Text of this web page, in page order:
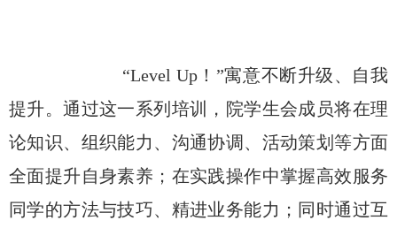
“Level Up！”寓意不断升级、自我
提升。通过这一系列培训， 院学生会成员将在理
论知识、组织能力、沟通协调、活动策划等方面
全面提升自身素养；在实践操作中掌握高效服务
同学的方法与技巧、 精进业务能力 ；同时通过互